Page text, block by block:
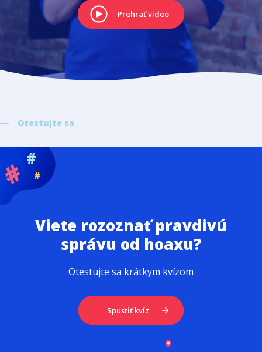
Prehrať video
Otestujte sa
#
#
Viete rozoznať pravdivú
správu od hoaxu?
Otestujte sa krátkym kvízom
Spustiť kvíz